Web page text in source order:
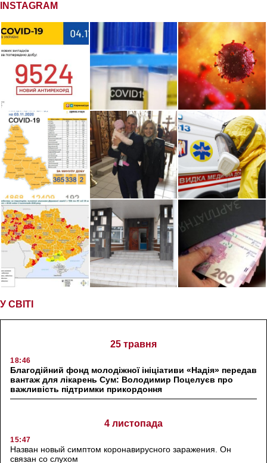
INSTAGRAM
У СВІТІ
25 травня
18:46
Благодійний фонд молодіжної ініціативи «Надія» передав
вантаж для лікарень Сум: Володимир Поцелуєв про
важливість підтримки прикордоння
4 листопада
15:47
Назван новый симптом коронавирусного заражения. Он
связан со слухом